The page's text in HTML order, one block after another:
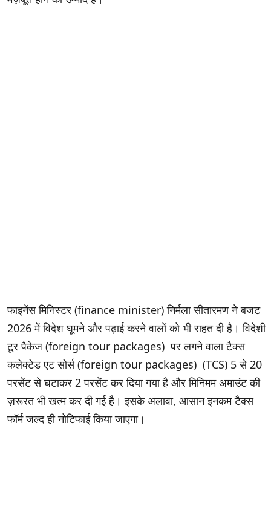
फाइनेंस मिनिस्टर (finance minister) निर्मला सीतारमण ने बजट
2026 में विदेश घूमने और पढ़ाई करने वालों को भी राहत दी है। विदेशी
टूर पैकेज (foreign tour packages) पर लगने वाला टैक्स
कलेक्टेड एट सोर्स (foreign tour packages) (TCS) 5 से 20
परसेंट से घटाकर 2 परसेंट कर दिया गया है और मिनिमम अमाउंट की
ज़रूरत भी खत्म कर दी गई है। इसके अलावा, आसान इनकम टैक्स
फॉर्म जल्द ही नोटिफाई किया जाएगा।